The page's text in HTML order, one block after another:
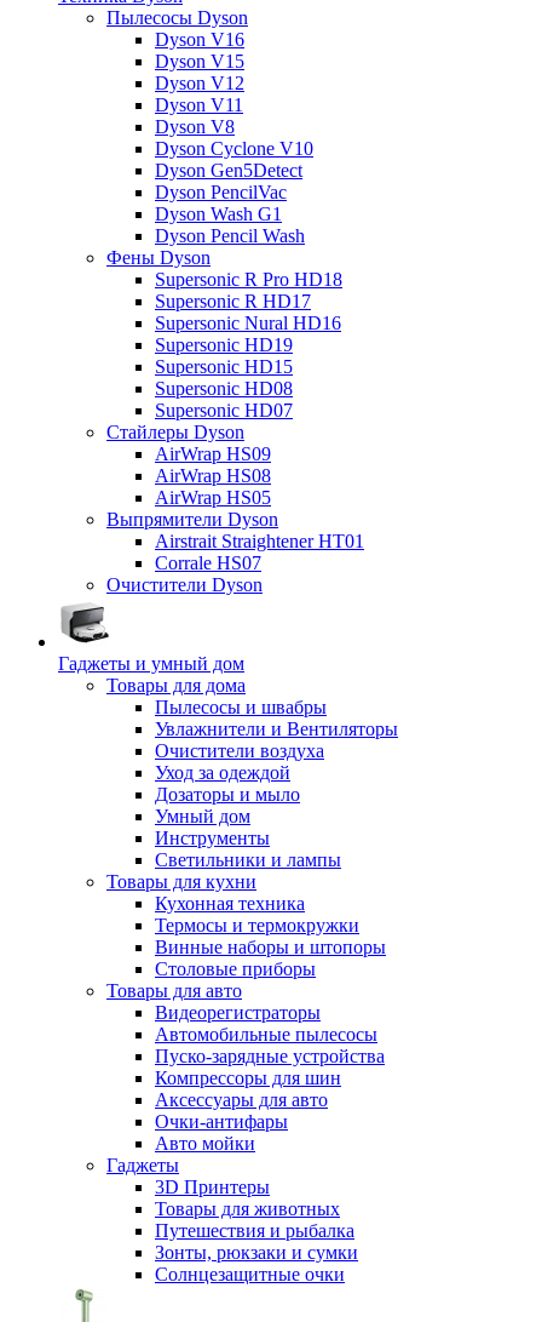
Пылесосы Dyson
Dyson V16
Dyson V15
Dyson V12
Dyson V11
Dyson V8
Dyson Cyclone V10
Dyson Gen5Detect
Dyson PencilVac
Dyson Wash G1
Dyson Pencil Wash
Фены Dyson
Supersonic R Pro HD18
Supersonic R HD17
Supersonic Nural HD16
Supersonic HD19
Supersonic HD15
Supersonic HD08
Supersonic HD07
Стайлеры Dyson
AirWrap HS09
AirWrap HS08
AirWrap HS05
Выпрямители Dyson
Airstrait Straightener HT01
Corrale HS07
Очистители Dyson
Гаджеты и умный дом
Товары для дома
Пылесосы и швабры
Увлажнители и Вентиляторы
Очистители воздуха
Уход за одеждой
Дозаторы и мыло
Умный дом
Инструменты
Светильники и лампы
Товары для кухни
Кухонная техника
Термосы и термокружки
Винные наборы и штопоры
Столовые приборы
Товары для авто
Видеорегистраторы
Автомобильные пылесосы
Пуско-зарядные устройства
Компрессоры для шин
Аксессуары для авто
Очки-антифары
Авто мойки
Гаджеты
3D Принтеры
Товары для животных
Путешествия и рыбалка
Зонты, рюкзаки и сумки
Солнцезащитные очки